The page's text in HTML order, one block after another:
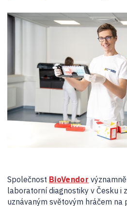
Společnost BioVendor
laboratorní diagnostiky v Česku i
uznávaným světovým hráčem na